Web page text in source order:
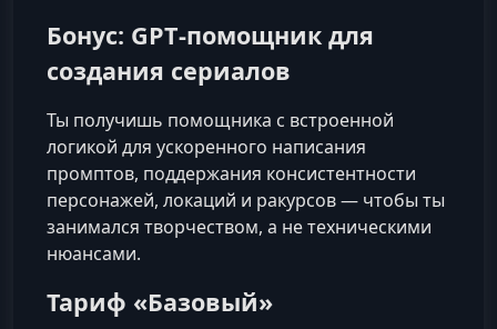
Бонус: GPT‑помощник для
создания сериалов
Ты получишь помощника с встроенной
логикой для ускоренного написания
промптов, поддержания консистентности
персонажей, локаций и ракурсов — чтобы ты
занимался творчеством, а не техническими
нюансами.
Тариф «Базовый»